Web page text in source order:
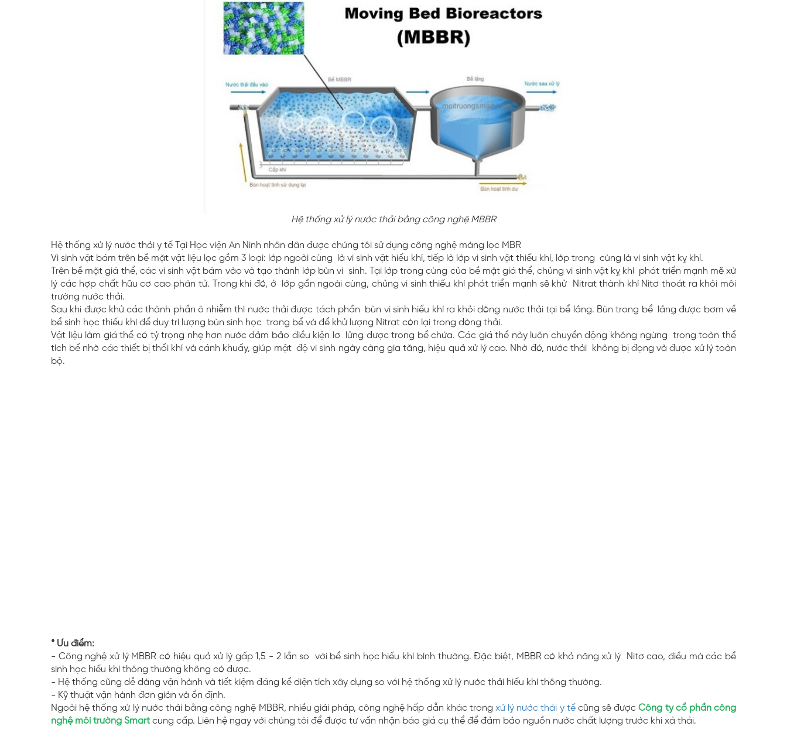
Hệ thống xử lý nước thải bằng công nghệ MBBR
Hệ thống xử lý nước thải y tế Tại Học viện An Ninh nhân dân được chúng tôi sử dụng công nghệ màng lọc MBR
Vi sinh vật bám trên bề mặt vật liệu lọc gồm 3 loại: lớp ngoài cùng là vi sinh vật hiếu khí, tiếp là lớp vi sinh vật thiếu khí, lớp trong cùng là vi sinh vật kỵ khí.
Trên bề mặt giá thể, các vi sinh vật bám vào và tạo thành lớp bùn vi sinh. Tại lớp trong cùng của bề mặt giá thể, chủng vi sinh vật kỵ khí phát triển mạnh mẽ xử
lý các hợp chất hữu cơ cao phân tử. Trong khi đó, ở lớp gần ngoài cùng, chủng vi sinh thiếu khí phát triển mạnh sẽ khử Nitrat thành khí Nitơ thoát ra khỏi môi
trường nước thải.
Sau khi được khử các thành phần ô nhiễm thì nước thải được tách phần bùn vi sinh hiếu khí ra khỏi dòng nước thải tại bể lắng. Bùn trong bể lắng được bơm về
bể sinh học thiếu khí để duy trì lượng bùn sinh học trong bể và để khử lượng Nitrat còn lại trong dòng thải.
Vật liệu làm giá thể có tỷ trọng nhẹ hơn nước đảm bảo điều kiện lơ lửng được trong bể chứa. Các giá thể này luôn chuyển động không ngừng trong toàn thể
tích bể nhờ các thiết bị thổi khí và cánh khuấy, giúp mật độ vi sinh ngày càng gia tăng, hiệu quả xử lý cao. Nhờ đó, nước thải không bị đọng và được xử lý toàn
bộ.
* Ưu điểm:
- Công nghệ xử lý MBBR có hiệu quả xử lý gấp 1,5 - 2 lần so với bể sinh học hiếu khí bình thường. Đặc biệt, MBBR có khả năng xử lý Nitơ cao, điều mà các bể
sinh học hiếu khí thông thường không có được.
- Hệ thống cũng dễ dàng vận hành và tiết kiệm đáng kể diện tích xây dựng so với hệ thống xử lý nước thải hiếu khí thông thường.
- Kỹ thuật vận hành đơn giản và ổn định.
Ngoài hệ thống xử lý nước thải bằng công nghệ MBBR, nhiều giải pháp, công nghệ hấp dẫn khác trongxử lý nước thải y tếcũng sẽ đượcCông ty cổ phần công
nghệ môi trường Smart cung cấp. Liên hệ ngay với chúng tôi để được tư vấn nhận báo giá cụ thể để đảm bảo nguồn nước chất lượng trước khi xả thải.